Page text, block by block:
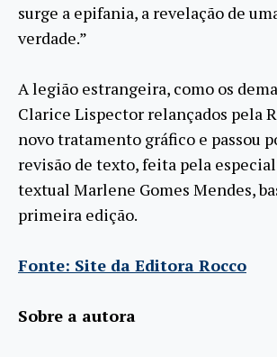
surge a epifania, a revelação de
verdade.”
A legião estrangeira, como os
Clarice Lispector relançados pela
novo tratamento gráfico e passou
revisão de texto, feita pela
textual Marlene Gomes Mendes,
primeira edição.
Fonte: Site da Editora Rocco
Sobre a autora